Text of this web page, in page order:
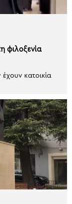
φιλοξενία
κατοικία